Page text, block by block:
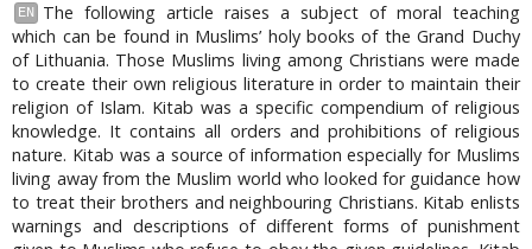
EN
The following article raises a subject of moral teaching
which can be found in Muslims’ holy books of the Grand Duchy
of Lithuania. Those Muslims living among Christians were made
to create their own religious literature in order to maintain their
religion of Islam. Kitab was a specific compendium of religious
knowledge. It contains all orders and prohibitions of religious
nature. Kitab was a source of information especially for Muslims
living away from the Muslim world who looked for guidance how
to treat their brothers and neighbouring Christians. Kitab enlists
warnings and descriptions of different forms of punishment